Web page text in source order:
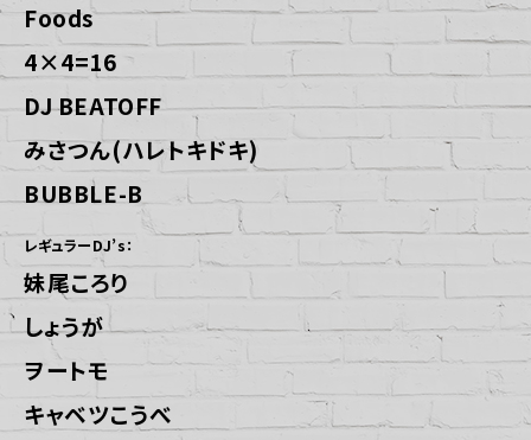
Foods
4×4=16
DJ BEATOFF
みさつん(ハレトキドキ)
BUBBLE-B
レギュラーDJ’s：
妹尾ころり
しょうが
ヲートモ
キャベツこうべ